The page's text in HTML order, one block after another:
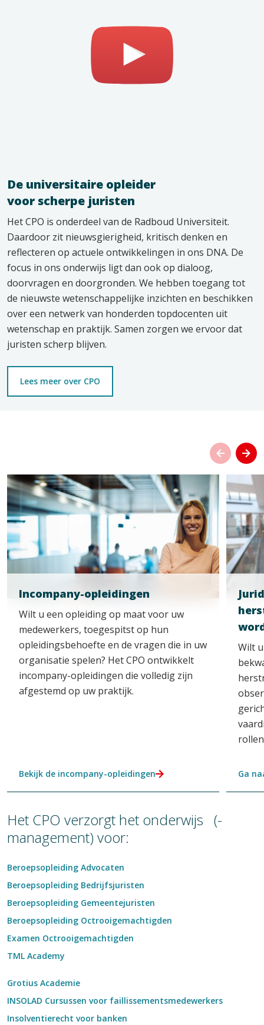
De universitaire opleider
voor scherpe juristen
Het CPO is onderdeel van de Radboud Universiteit.
Daardoor zit nieuwsgierigheid, kritisch denken en
reflecteren op actuele ontwikkelingen in ons DNA. De
focus in ons onderwijs ligt dan ook op dialoog,
doorvragen en doorgronden. We hebben toegang tot
de nieuwste wetenschappelijke inzichten en beschikken
over een netwerk van honderden topdocenten uit
wetenschap en praktijk. Samen zorgen we ervoor dat
juristen scherp blijven.
Lees meer over CPO
Speel
af
Incompany-opleidingen
Wilt u een opleiding op maat voor uw
medewerkers, toegespitst op hun
opleidingsbehoefte en de vragen die in uw
organisatie spelen? Het CPO ontwikkelt
incompany-opleidingen die volledig zijn
afgestemd op uw praktijk.
Bekijk de incompany-opleidingen
Wilt
Ga
Het CPO verzorgt het onderwijs (-
management) voor:
Beroepsopleiding Advocaten
Beroepsopleiding Bedrijfsjuristen
Beroepsopleiding Gemeentejuristen
Beroepsopleiding Octrooigemachtigden
Examen Octrooigemachtigden
TML Academy
Grotius Academie
INSOLAD Cursussen voor faillissementsmedewerkers
Insolventierecht voor banken